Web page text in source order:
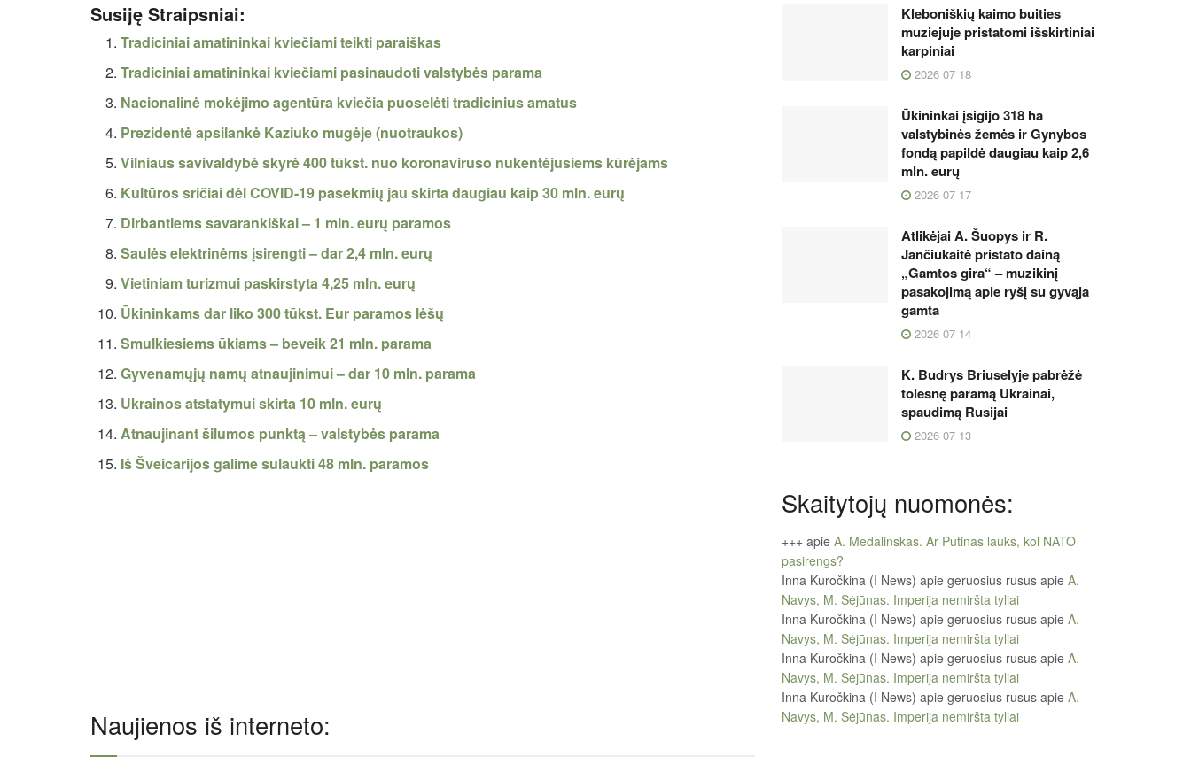
Susiję Straipsniai:
Tradiciniai amatininkai kviečiami teikti paraiškas
Tradiciniai amatininkai kviečiami pasinaudoti valstybės parama
Nacionalinė mokėjimo agentūra kviečia puoselėti tradicinius amatus
Prezidentė apsilankė Kaziuko mugėje (nuotraukos)
Vilniaus savivaldybė skyrė 400 tūkst. nuo koronaviruso nukentėjusiems kūrėjams
Kultūros sričiai dėl COVID-19 pasekmių jau skirta daugiau kaip 30 mln. eurų
Dirbantiems savarankiškai – 1 mln. eurų paramos
Saulės elektrinėms įsirengti – dar 2,4 mln. eurų
Vietiniam turizmui paskirstyta 4,25 mln. eurų
Ūkininkams dar liko 300 tūkst. Eur paramos lėšų
Smulkiesiems ūkiams – beveik 21 mln. parama
Gyvenamųjų namų atnaujinimui – dar 10 mln. parama
Ukrainos atstatymui skirta 10 mln. eurų
Atnaujinant šilumos punktą – valstybės parama
Iš Šveicarijos galime sulaukti 48 mln. paramos
Naujienos iš interneto:
Kleboniškių kaimo buities
muziejuje pristatomi išskirtiniai
karpiniai
2026 07 18
Ūkininkai įsigijo 318 ha
valstybinės žemės ir Gynybos
fondą papildė daugiau kaip 2,6
mln. eurų
2026 07 17
Atlikėjai A. Šuopys ir R.
Jančiukaitė pristato dainą
„Gamtos gira“ – muzikinį
pasakojimą apie ryšį su gyvąja
gamta
2026 07 14
K. Budrys Briuselyje pabrėžė
tolesnę paramą Ukrainai,
spaudimą Rusijai
2026 07 13
Skaitytojų nuomonės:
+++ apie A. Medalinskas. Ar Putinas lauks, kol NATO
pasirengs?
Inna Kuročkina (I News) apie geruosius rusus apie A.
Navys, M. Sėjūnas. Imperija nemiršta tyliai
Inna Kuročkina (I News) apie geruosius rusus apie A.
Navys, M. Sėjūnas. Imperija nemiršta tyliai
Inna Kuročkina (I News) apie geruosius rusus apie A.
Navys, M. Sėjūnas. Imperija nemiršta tyliai
Inna Kuročkina (I News) apie geruosius rusus apie A.
Navys, M. Sėjūnas. Imperija nemiršta tyliai